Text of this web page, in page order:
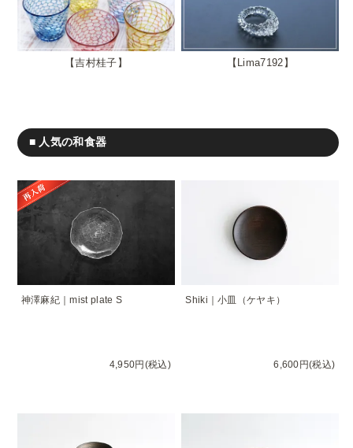
吉村桂子 Lima7192
■ 人気の和食器
神澤麻紀｜mist plate S
4,950円(税込)
Shiki｜小皿（ケヤキ）
6,600円(税込)